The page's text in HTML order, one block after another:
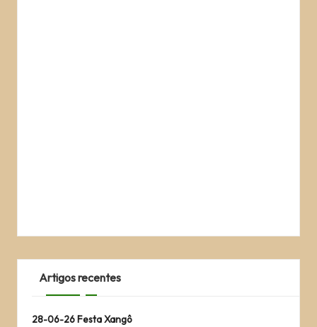
Artigos recentes
28-06-26 Festa Xangô